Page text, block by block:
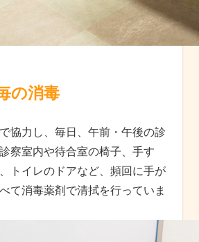
の消毒
協力し、毎日、午前・午後の診
察室内や待合室の椅子、手す
トイレのドアなど、頻回に手が
て消毒薬剤で清拭を行っていま